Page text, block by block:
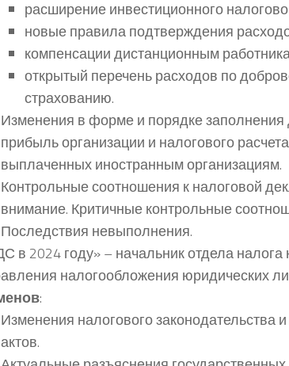
расширение инвестиционного
новые правила подтверждения
компенсации дистанционным
открытый перечень расходов по
страхованию.
Изменения в форме и порядке заполнения
прибыль организации и налогового
выплаченных иностранным организациям.
Контрольные соотношения к налоговой
внимание. Критичные контрольные
Последствия невыполнения.
в 2024 году» – начальник отдела
налогообложения юридических
:
Изменения налогового законодательства
актов.